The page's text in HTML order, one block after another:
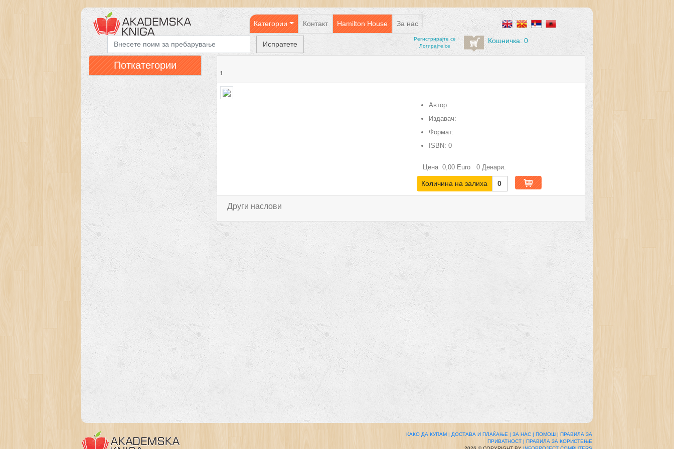
Категории Контакт Hamilton House За нас
Регистрирајтe се
Логирајте се
Кошничка: 0
,
Автор:
Издавач:
Формат:
ISBN: 0
Цена 0,00 Euro0 Денари.
Количина на залиха 0
Други наслови
Поткатегории
КАКО ДА КУПАМ | ДОСТАВА И ПЛАЌАЊЕ | ЗА НАС | ПОМОШ |
ПРАВИЛА ЗА
ПРИВАТНОСТ |
ПРАВИЛА ЗА КОРИСТЕЊЕ